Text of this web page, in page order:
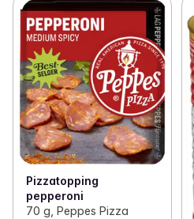
Pizzatopping
pepperoni
70 g, Peppes Pizza